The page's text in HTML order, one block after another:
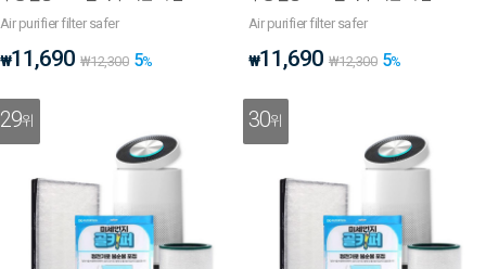
Air purifier filter safer
₩11,690 ₩12,300 5%
Air purifier filter safer
₩11,690 ₩12,300 5%
29위 30위